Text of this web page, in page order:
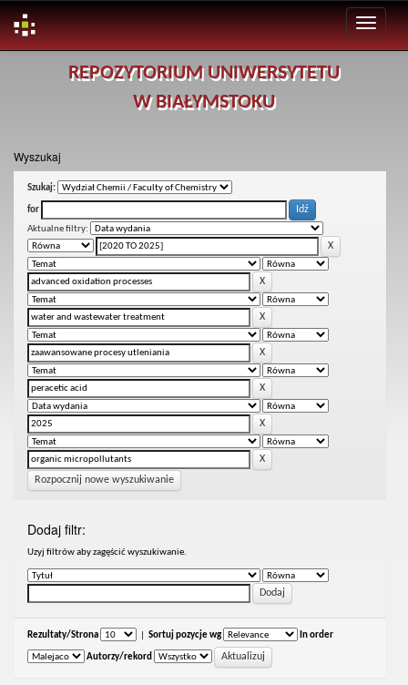
REPOZYTORIUM UNIWERSYTETU
W BIAŁYMSTOKU
Wyszukaj
Szukaj:
for
Aktualne filtry:
Rozpocznij nowe wyszukiwanie
Dodaj filtr:
Uzyj filtrów aby zagęścić wyszukiwanie.
Rezultaty/Strona Sortuj pozycje wg In order
Autorzy/rekord